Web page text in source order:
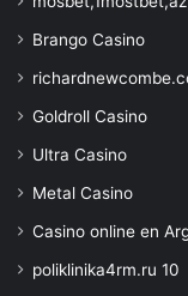
Brango Casino
Goldroll Casino
Ultra Casino
Metal Casino
Casino online en
poliklinika4rm.ru 10